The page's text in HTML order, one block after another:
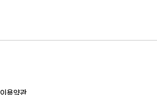
이용약관